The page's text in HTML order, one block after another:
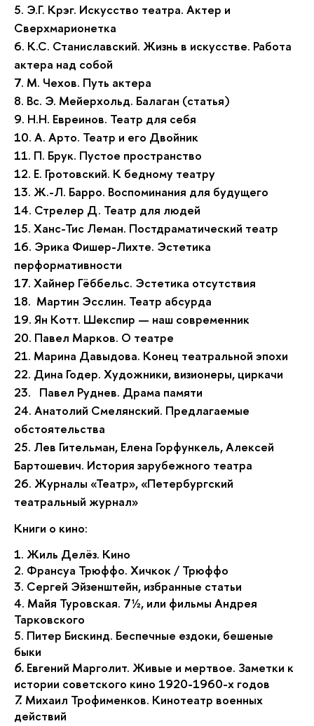
5. Э.Г. Крэг. Искусство театра. Актер и
Сверхмарионетка
6. К.С. Станиславский. Жизнь в искусстве. Работа
актера над собой
7. М. Чехов. Путь актера
8. Вс. Э. Мейерхольд. Балаган (статья)
9. Н.Н. Евреинов. Театр для себя
10. А. Арто. Театр и его Двойник
11. П. Брук. Пустое пространство
12. Е. Гротовский. К бедному театру
13. Ж.-Л. Барро. Воспоминания для будущего
14. Стрелер Д. Театр для людей
15. Ханс-Тис Леман. Постдраматический театр
16. Эрика Фишер-Лихте. Эстетика
перформативности
17. Хайнер Гёббельс. Эстетика отсутствия
18. Мартин Эсслин. Театр абсурда
19. Ян Котт. Шекспир — наш современник
20. Павел Марков. О театре
21. Марина Давыдова. Конец театральной эпохи
22. Дина Годер. Художники, визионеры, циркачи
23. Павел Руднев. Драма памяти
24. Анатолий Смелянский. Предлагаемые
обстоятельства
25. Лев Гительман, Елена Горфункель, Алексей
Бартошевич. История зарубежного театра
26. Журналы «Театр», «Петербургский
театральный журнал»
Книги о кино:
1. Жиль Делёз. Кино
2. Франсуа Трюффо. Хичкок / Трюффо
3. Сергей Эйзенштейн, избранные статьи
4. Майя Туровская. 7½, или фильмы Андрея
Тарковского
5. Питер Бискинд. Беспечные ездоки, бешеные
быки
6. Евгений Марголит. Живые и мертвое. Заметки к
истории советского кино 1920-1960-х годов
7. Михаил Трофименков. Кинотеатр военных
действий